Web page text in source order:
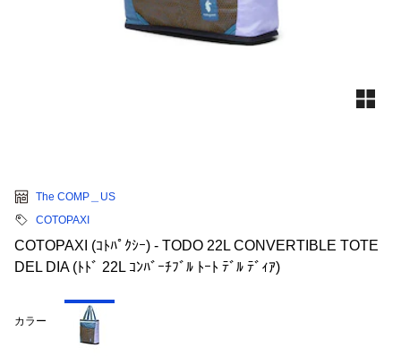
The COMP＿US
COTOPAXI
COTOPAXI (ｺﾄﾊﾟｸｼｰ) - TODO 22L CONVERTIBLE TOTE
DEL DIA (ﾄﾄﾞ 22L ｺﾝﾊﾞｰﾁﾌﾞﾙ ﾄｰﾄ ﾃﾞﾙ ﾃﾞｨｱ)
カラー